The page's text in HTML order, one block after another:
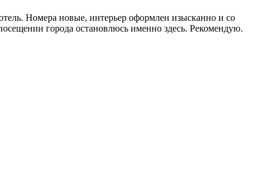
Номера новые, интерьер оформлен изысканно и со
города остановлюсь именно здесь. Рекомендую.